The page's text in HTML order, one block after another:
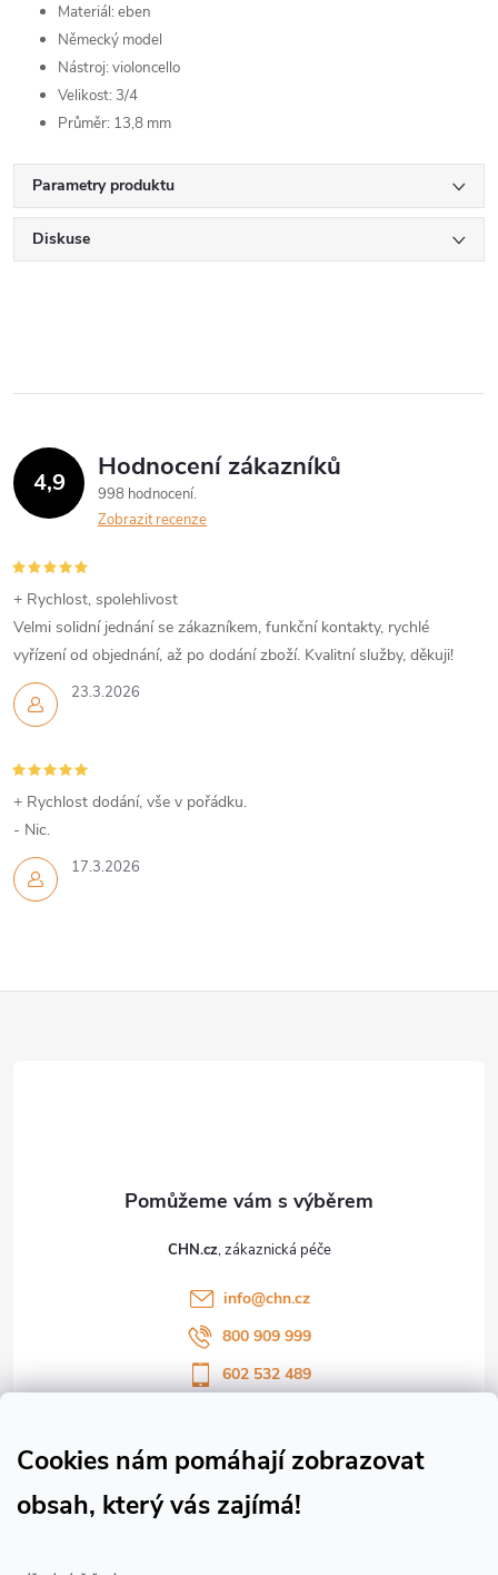
Cookies nám pomáhají zobrazovat
obsah, který vás zajímá!
Materiál: eben
Německý model
Nástroj: violoncello
Velikost: 3/4
Průměr: 13,8 mm
Parametry produktu
Diskuse
4,9 Hodnocení zákazníků
998 hodnocení
Zobrazit recenze
23.3.2026
+ Rychlost, spolehlivost
Velmi solidní jednání se zákazníkem, funkční kontakty, rychlé
vyřízení od objednání, až po dodání zboží. Kvalitní služby, děkuji!
17.3.2026
+ Rychlost dodání, vše v pořádku.
- Nic.
CHN.cz
info@chn.cz
800 909 999
602 532 489
Sledujte náš vlog CHN_CZ